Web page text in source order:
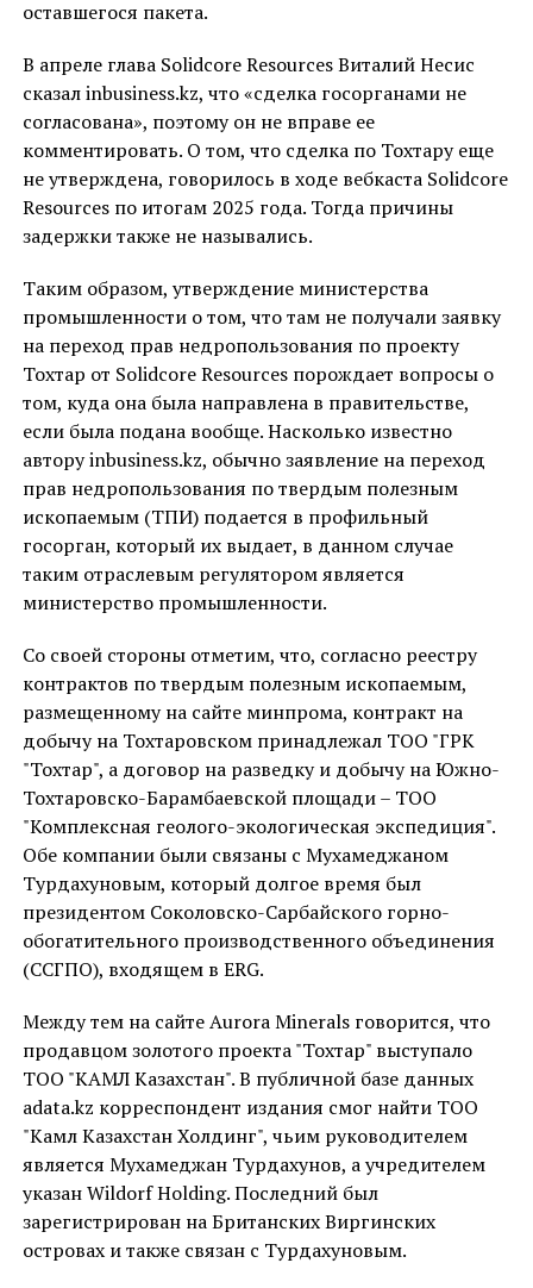
оставшегося пакета.
В апреле глава Solidcore Resources Виталий Несис
сказал inbusiness.kz, что «сделка госорганами не
согласована», поэтому он не вправе ее
комментировать. О том, что сделка по Тохтару еще
не утверждена, говорилось в ходе вебкаста Solidcore
Resources по итогам 2025 года. Тогда причины
задержки также не назывались.
Таким образом, утверждение министерства
промышленности о том, что там не получали заявку
на переход прав недропользования по проекту
Тохтар от Solidcore Resources порождает вопросы о
том, куда она была направлена в правительстве,
если была подана вообще. Насколько известно
автору inbusiness.kz, обычно заявление на переход
прав недропользования по твердым полезным
ископаемым (ТПИ) подается в профильный
госорган, который их выдает, в данном случае
таким отраслевым регулятором является
министерство промышленности.
Со своей стороны отметим, что, согласно реестру
контрактов по твердым полезным ископаемым,
размещенному на сайте минпрома, контракт на
добычу на Тохтаровском принадлежал ТОО "ГРК
"Тохтар", а договор на разведку и добычу на Южно-
Тохтаровско-Барамбаевской площади – ТОО
"Комплексная геолого-экологическая экспедиция".
Обе компании были связаны с Мухамеджаном
Турдахуновым, который долгое время был
президентом Соколовско-Сарбайского горно-
обогатительного производственного объединения
(ССГПО), входящем в ERG.
Между тем на сайте Aurora Minerals говорится, что
продавцом золотого проекта "Тохтар" выступало
ТОО "КАМЛ Казахстан". В публичной базе данных
adata.kz корреспондент издания смог найти ТОО
"Камл Казахстан Холдинг", чьим руководителем
является Мухамеджан Турдахунов, а учредителем
указан Wildorf Holding. Последний был
зарегистрирован на Британских Виргинских
островах и также связан с Турдахуновым.